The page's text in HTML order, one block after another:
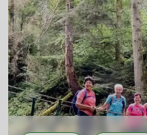
Teilnehmer: 12
Tourenleiterin
Teilnehmer: 14
Tourenleiter Klettersteig:
Teilnehmer: 8
mehr erfahren